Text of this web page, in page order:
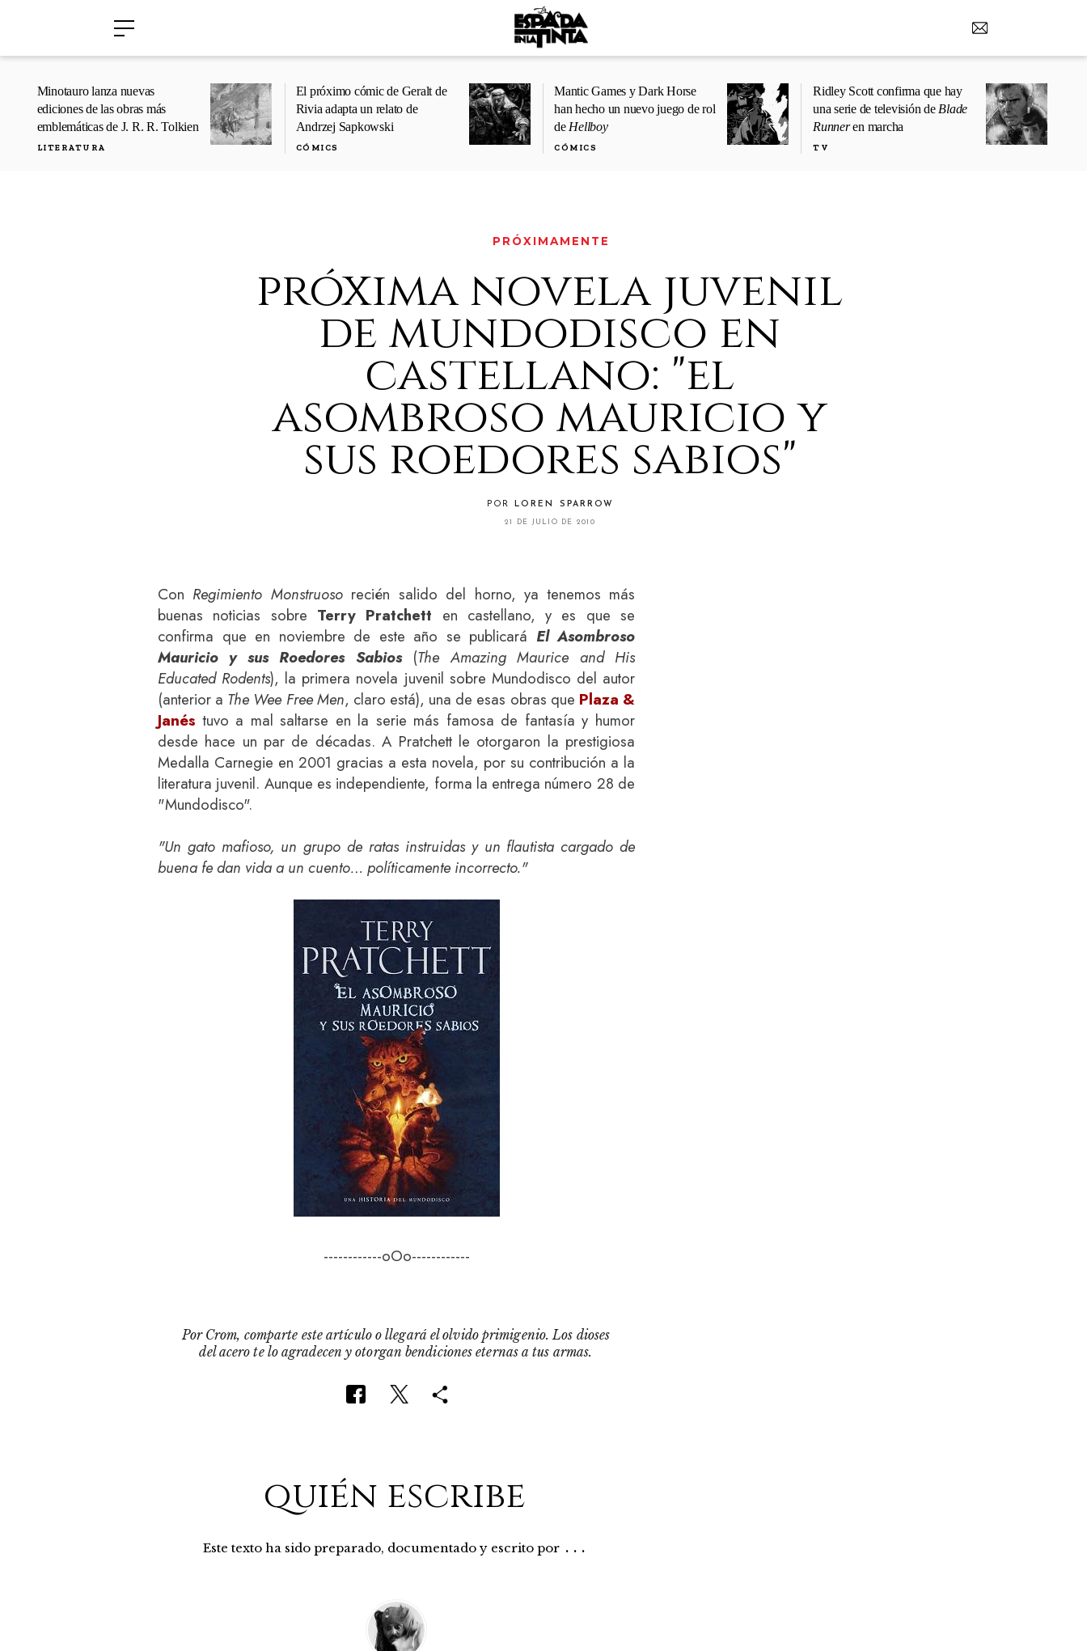
Minotauro lanza nuevas
ediciones de las obras más
emblemáticas de J. R. R. Tolkien
LITERATURA
El próximo cómic de Geralt de
Rivia adapta un relato de
Andrzej Sapkowski
CÓMICS
Mantic Games y Dark Horse
han hecho un nuevo juego de rol
de Hellboy
CÓMICS
Ridley Scott confirma que hay
una serie de televisión de Blade
Runneren marcha
TV
PRÓXIMAMENTE
próxima novela juvenil
de mundodisco en
castellano: "el
asombroso mauricio y
sus roedores sabios"
POR LOREN SPARROW
21 DE JULIO DE 2010
Con Regimiento Monstruosorecién salido del horno, ya tenemos más
buenas noticias sobre Terry Pratchett en castellano, y es que se
confirma que en noviembre de este año se publicará El Asombroso
Mauricio y sus Roedores Sabios(The Amazing Maurice and His
Educated Rodents), la primera novela juvenil sobre Mundodisco del autor
(anterior a The Wee Free Men, claro está), una de esas obras que Plaza &
Janés tuvo a mal saltarse en la serie más famosa de fantasía y humor
desde hace un par de décadas. A Pratchett le otorgaron la prestigiosa
Medalla Carnegie en 2001 gracias a esta novela, por su contribución a la
literatura juvenil. Aunque es independiente, forma la entrega número 28 de
"Mundodisco".
"Un gato mafioso, un grupo de ratas instruidas y un flautista cargado de
buena fe dan vida a un cuento… políticamente incorrecto."
------------oOo------------
Por Crom, comparte este artículo o llegará el olvido primigenio. Los dioses
del acero te lo agradecen y otorgan bendiciones eternas a tus armas.
quién escribe
Este texto ha sido preparado, documentado y escrito por ...
›